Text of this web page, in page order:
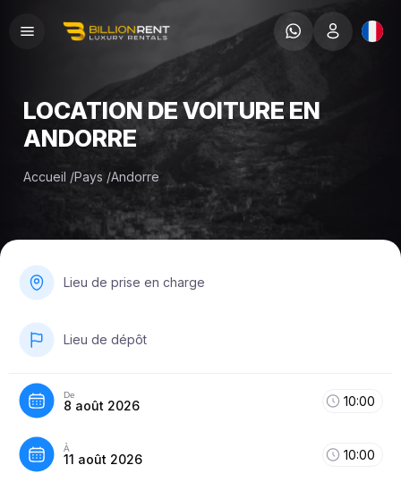
LOCATION DE VOITURE EN
ANDORRE
Accueil /Pays /Andorre
Lieu de prise en charge
Lieu de dépôt
De
8 août 2026 10:00
À
11 août 2026 10:00